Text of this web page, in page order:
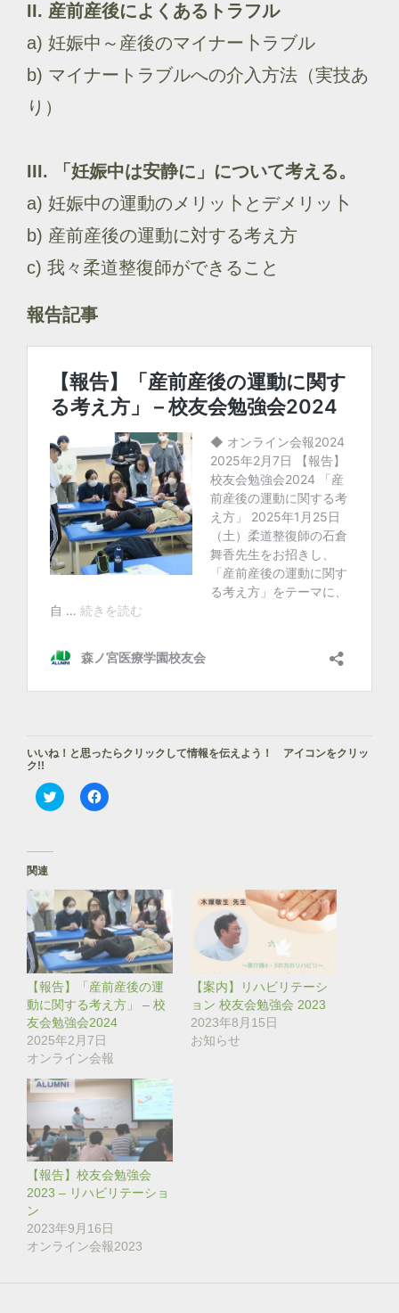
II. 産前産後によくあるトラフル
a) 妊娠中～産後のマイナー卜ラブル
b) マイナートラブルへの介入方法（実技あ
り）
III. 「妊娠中は安静に」について考える。
a) 妊娠中の運動のメリッ卜とデメリッ卜
b) 産前産後の運動に対する考え方
c) 我々柔道整復師ができること
報告記事
いいね！と思ったらクリックして情報を伝えよう！ アイコンをクリッ
ク!!
ク
リ
i
t
r
で
共
有
(
新
し
い
ウ
ィ
ン
ド
で
開
す
)
F
a
で
共
有
す
る
に
は
ク
リ
ッ
ク
し
て
く
だ
さ
(
新
い
ウ
ィ
ン
ド
ウ
で
開
ま
す
)
関連
【報告】「産前産後の運
動に関する考え方」 – 校
友会勉強会2024
2025年2月7日
オンライン会報
【案内】リハビリテーシ
ョン 校友会勉強会 2023
2023年8月15日
お知らせ
【報告】校友会勉強会
2023 – リハビリテーショ
ン
2023年9月16日
オンライン会報2023